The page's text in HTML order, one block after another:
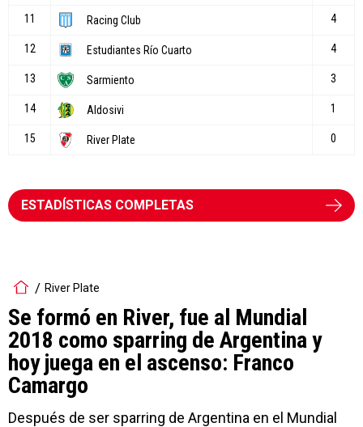
ESTADÍSTICAS COMPLETAS
River Plate
Se formó en River, fue al Mundial
2018 como sparring de Argentina y
hoy juega en el ascenso: Franco
Camargo
Después de ser sparring de Argentina en el Mundial